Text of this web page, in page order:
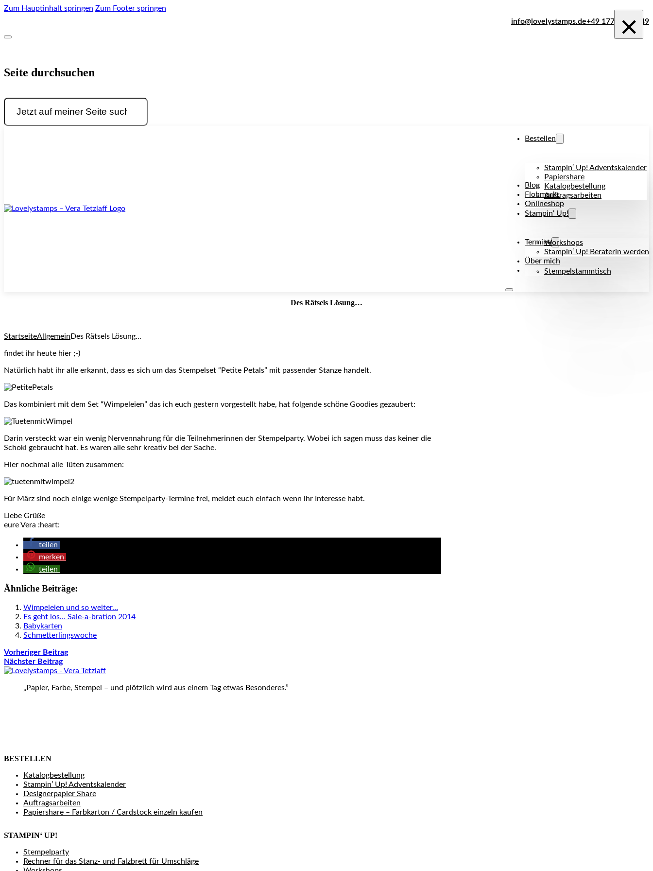
Zum Hauptinhalt springen Zum Footer springen
info@lovelystamps.de+49 177 242 1849
Seite durchsuchen
Suchen
×
Bestellen
Stampin‘ Up! Adventskalender
Papiershare
Katalogbestellung
Auftragsarbeiten
Blog
Flohmarkt
Onlineshop
Stampin‘ Up!
Workshops
Stampin‘ Up! Beraterin werden
Termine
Stempelstammtisch
Über mich
Kontakt
Des Rätsels Lösung…
StartseiteAllgemein Des Rätsels Lösung...
findet ihr heute hier ;-)
Natürlich habt ihr alle erkannt, dass es sich um das Stempelset “Petite Petals” mit passender Stanze handelt.
Das kombiniert mit dem Set “Wimpeleien” das ich euch gestern vorgestellt habe, hat folgende schöne Goodies gezaubert:
Darin versteckt war ein wenig Nervennahrung für die Teilnehmerinnen der Stempelparty. Wobei ich sagen muss das keiner die
Schoki gebraucht hat. Es waren alle sehr kreativ bei der Sache.
Hier nochmal alle Tüten zusammen:
Für März sind noch einige wenige Stempelparty-Termine frei, meldet euch einfach wenn ihr Interesse habt.
Liebe Grüße
eure Vera :heart:
teilen
merken
teilen
Ähnliche Beiträge:
Wimpeleien und so weiter…
Es geht los… Sale-a-bration 2014
Babykarten
Schmetterlingswoche
Vorheriger Beitrag
Nächster Beitrag
„Papier, Farbe, Stempel – und plötzlich wird aus einem Tag etwas Besonderes.”
BESTELLEN
Katalogbestellung
Stampin’ Up! Adventskalender
Designerpapier Share
Auftragsarbeiten
Papiershare – Farbkarton / Cardstock einzeln kaufen
STAMPIN‘ UP!
Stempelparty
Rechner für das Stanz- und Falzbrett für Umschläge